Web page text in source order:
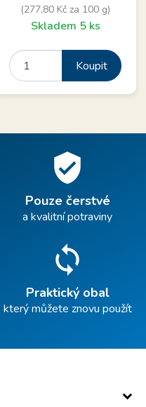
(277,80 Kč za 100 g)
Skladem 5 ks
Koupit
verified_user
Pouze čerstvé
a kvalitní potraviny
sync
Praktický obal
který můžete znovu použít